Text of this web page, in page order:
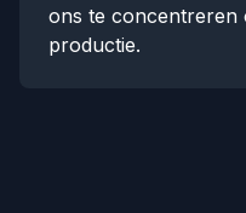
ons te concentreren
productie.